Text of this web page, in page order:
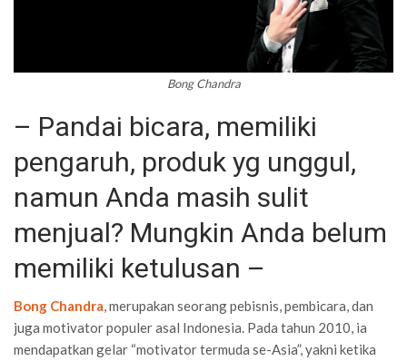
Bong Chandra
– Pandai bicara, memiliki
pengaruh, produk yg unggul,
namun Anda masih sulit
menjual? Mungkin Anda belum
memiliki ketulusan –
Bong Chandra, merupakan seorang pebisnis, pembicara, dan
juga motivator populer asal Indonesia. Pada tahun 2010, ia
mendapatkan gelar “motivator termuda se-Asia”, yakni ketika